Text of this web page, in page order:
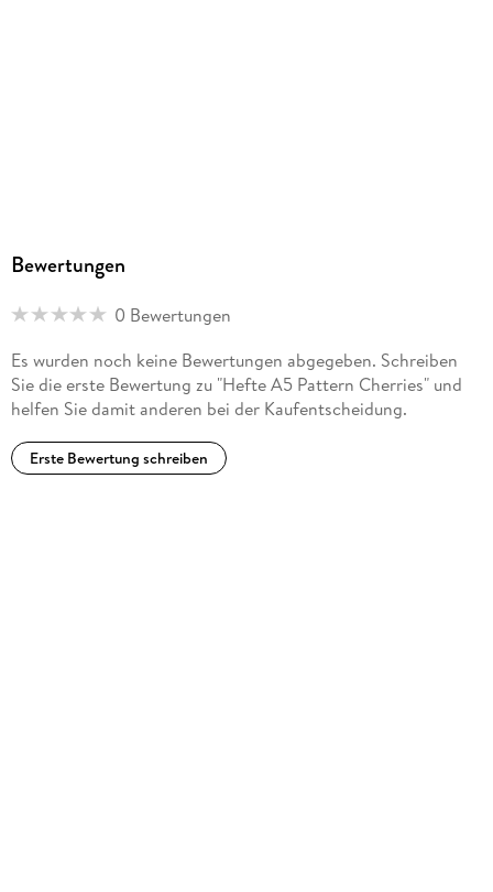
Bewertungen
0 Bewertungen
Es wurden noch keine Bewertungen abgegeben. Schreiben
Sie die erste Bewertung zu "Hefte A5 Pattern Cherries" und
helfen Sie damit anderen bei der Kaufentscheidung.
Erste Bewertung schreiben